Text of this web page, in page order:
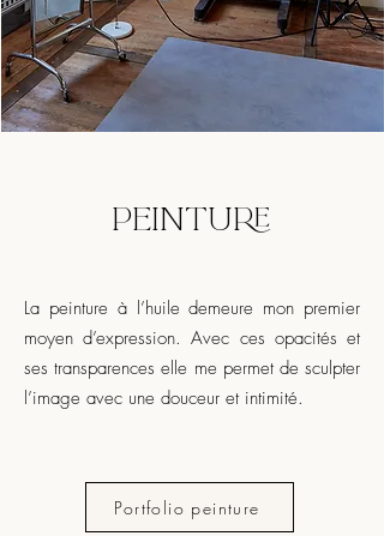
PEINTURE
La peinture à l’huile demeure mon premier
moyen d’expression. Avec ces opacités et
ses transparences elle me permet de sculpter
l’image avec une douceur et intimité.
Portfolio peinture